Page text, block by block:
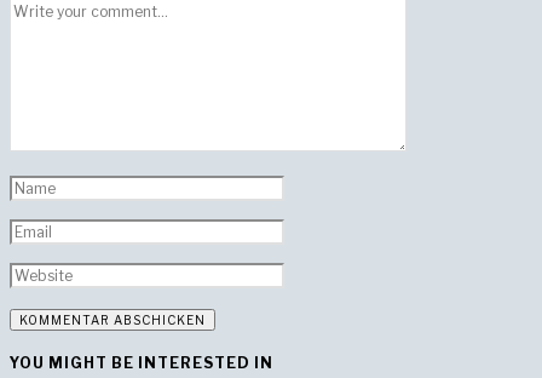
YOU MIGHT BE INTERESTED IN